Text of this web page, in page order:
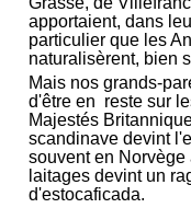
apportaient, dans
particulier que les
naturalisèrent, bien
Mais nos grands-
d'être en reste sur
Majestés
scandinave devint
souvent en Norvège
laitages devint un
d'estocaficada.